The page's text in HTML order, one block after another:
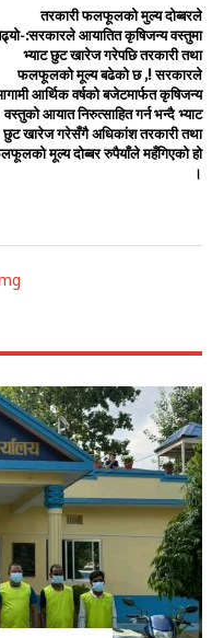
तरकारी फलफूलको मुल्य दोब्बरले
:सरकारले आयातित कृषिजन्य वस्तुमा
भ्याट छुट खारेज गरेपछि तरकारी तथा
फलफूलको मूल्य बढेको छ ,! सरकारले
आर्थिक वर्षको बजेटमार्फत कृषिजन्य
वस्तुको आयात निरुत्साहित गर्न भन्दै भ्याट
छुट खारेज गरेसँगै अधिकांश तरकारी तथा
मूल्य दोब्बर रुपैयाँले महँगिएको हो
।